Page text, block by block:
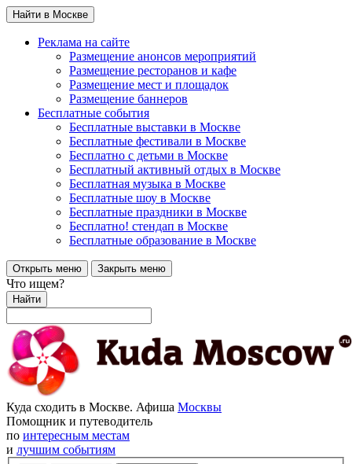
Найти в Москве
Реклама на сайте
Размещение анонсов мероприятий
Размещение ресторанов и кафе
Размещение мест и площадок
Размещение баннеров
Бесплатные события
Бесплатные выставки в Москве
Бесплатные фестивали в Москве
Бесплатно с детьми в Москве
Бесплатный активный отдых в Москве
Бесплатная музыка в Москве
Бесплатные шоу в Москве
Бесплатные праздники в Москве
Бесплатно! стендап в Москве
Бесплатные образование в Москве
Открыть меню Закрыть меню
Что ищем?
Найти
Куда сходить в Москве. Афиша Москвы
Помощник и путеводитель
по интересным местам
и лучшим событиям